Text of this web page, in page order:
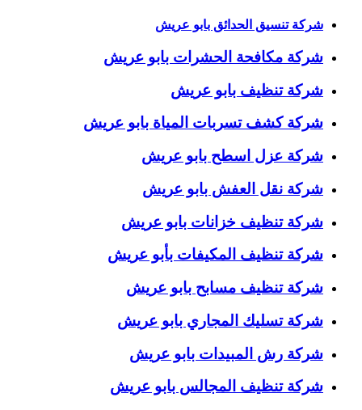
شركة تنسيق الحدائق بابو عريش
شركة مكافحة الحشرات بابو عريش
شركة تنظيف بابو عريش
شركة كشف تسربات المياة بابو عريش
شركة عزل اسطح بابو عريش
شركة نقل العفش بابو عريش
شركة تنظيف خزانات بابو عريش
شركة تنظيف المكيفات بأبو عريش
شركة تنظيف مسابح بابو عريش
شركة تسليك المجاري بابو عريش
شركة رش المبيدات بابو عريش
شركة تنظيف المجالس بابو عريش